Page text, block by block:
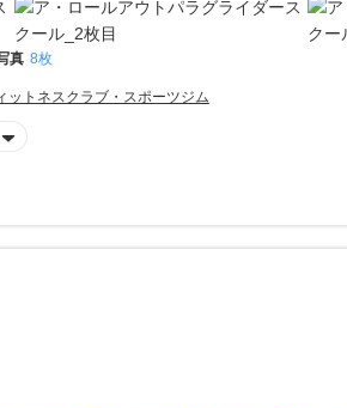
真 8枚
ットネスクラブ・スポーツジム